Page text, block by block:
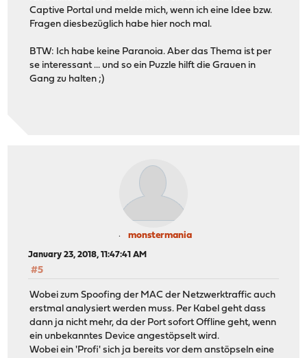
Captive Portal und melde mich, wenn ich eine Idee bzw.
Fragen diesbezüglich habe hier noch mal.
BTW: Ich habe keine Paranoia. Aber das Thema ist per
se interessant ... und so ein Puzzle hilft die Grauen in
Gang zu halten ;)
monstermania
January 23, 2018, 11:47:41 AM
#5
Wobei zum Spoofing der MAC der Netzwerktraffic auch
erstmal analysiert werden muss. Per Kabel geht dass
dann ja nicht mehr, da der Port sofort Offline geht, wenn
ein unbekanntes Device angestöpselt wird.
Wobei ein 'Profi' sich ja bereits vor dem anstöpseln eine